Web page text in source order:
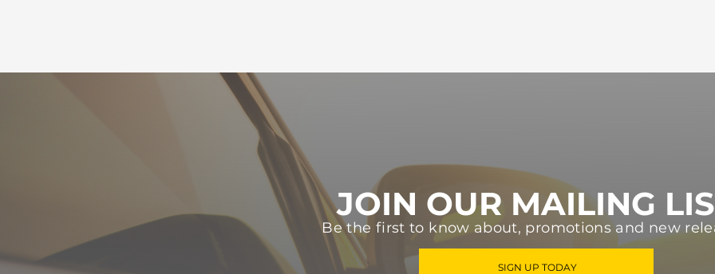
JOIN OUR MAILING
Be the first to know about, promotions and new
SIGN UP TODAY